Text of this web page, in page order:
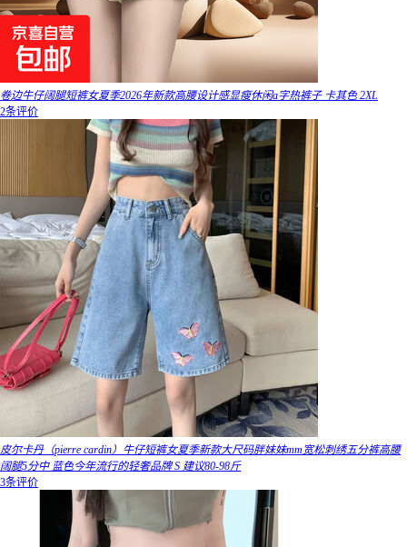
卷边牛仔阔腿短裤女夏季2026年新款高腰设计感显瘦休闲a字热裤子 卡其色 2XL
2条评价
皮尔卡丹（pierre cardin）牛仔短裤女夏季新款大尺码胖妹妹mm宽松刺绣五分裤高腰
阔腿5分中 蓝色今年流行的轻奢品牌 S 建议80-98斤
3条评价